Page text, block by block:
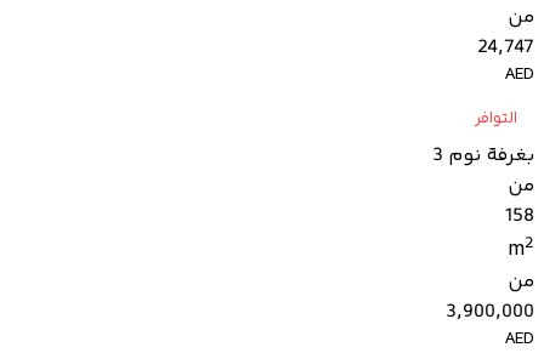
من
24,747
AED
التوافر
بغرفة نوم 3
من
158
m2
من
3,900,000
AED